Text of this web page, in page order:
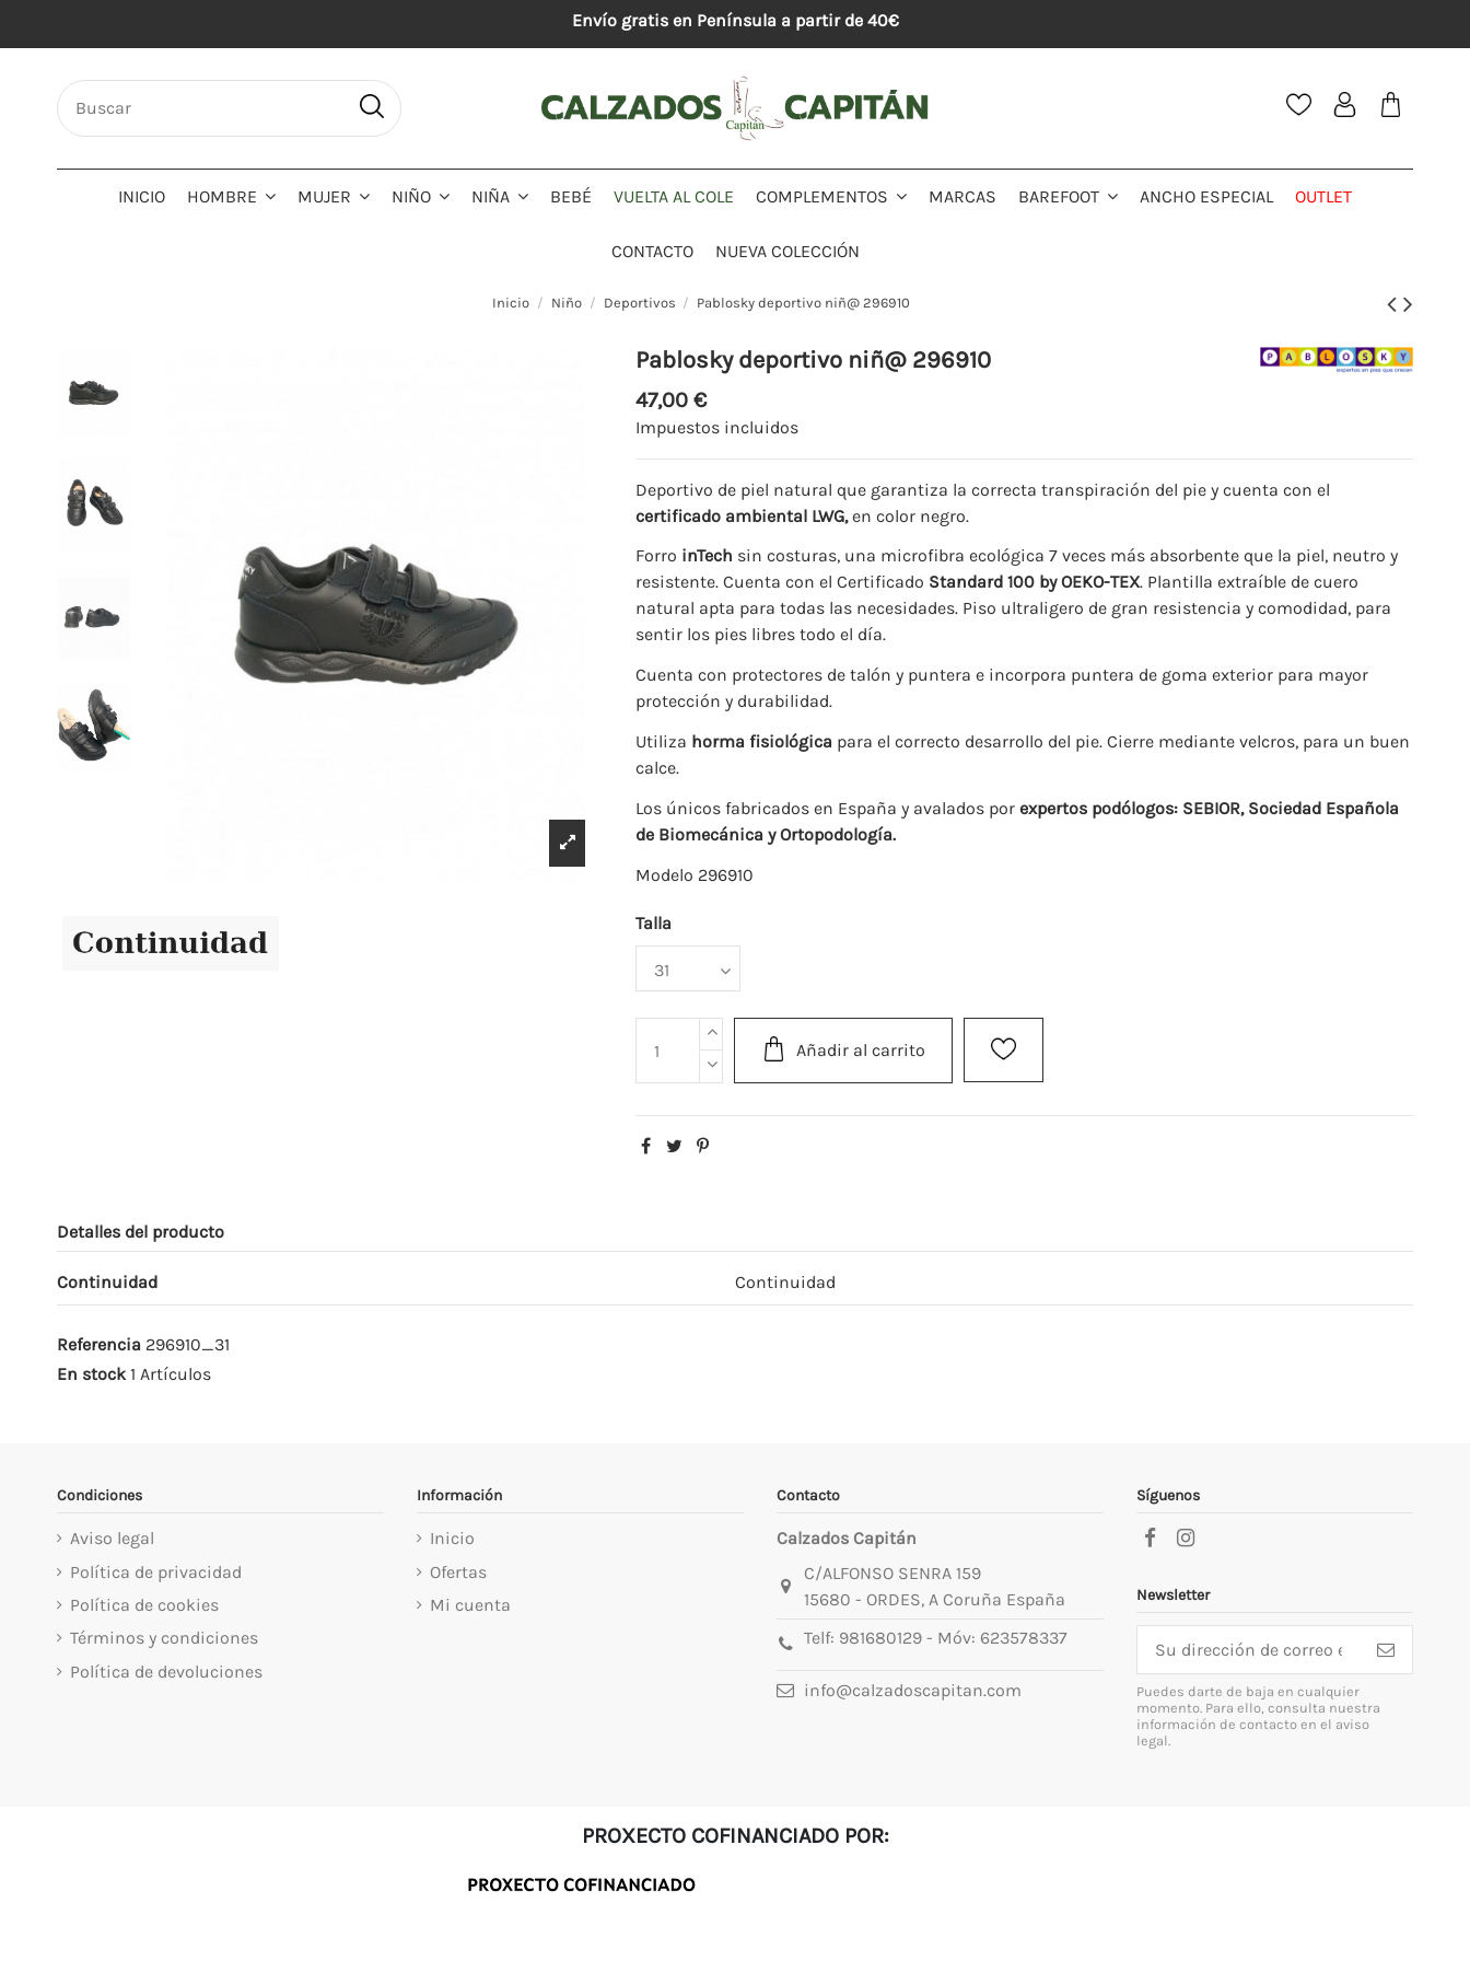
Envío gratis en Península a partir de 40€
INICIO HOMBRE MUJER NIÑO NIÑA BEBÉ VUELTA AL COLE COMPLEMENTOS MARCAS BAREFOOT ANCHO ESPECIAL OUTLET
CONTACTO NUEVA COLECCIÓN
Inicio Niño Deportivos Pablosky deportivo niñ@ 296910
Pablosky deportivo niñ@ 296910
47,00 €
Impuestos incluidos
Deportivo de piel natural que garantiza la correcta transpiración del pie y cuenta con el
certificado ambiental LWG,en color negro.
Forro inTech sin costuras, una microfibra ecológica 7 veces más absorbente que la piel, neutro y
resistente. Cuenta con el Certificado Standard 100 by OEKO-TEX. Plantilla extraíble de cuero
natural apta para todas las necesidades. Piso ultraligero de gran resistencia y comodidad, para
sentir los pies libres todo el día.
Cuenta con protectores de talón y puntera e incorpora puntera de goma exterior para mayor
protección y durabilidad.
Utiliza horma fisiológica para el correcto desarrollo del pie. Cierre mediante velcros, para un buen
calce.
Los únicos fabricados en España y avalados porexpertos podólogos: SEBIOR, Sociedad Española
de Biomecánica y Ortopodología.
Modelo 296910
Talla
Añadir al carrito
Detalles del producto
Continuidad Continuidad
Referencia 296910_31
En stock 1 Artículos
Condiciones
Aviso legal
Política de privacidad
Política de cookies
Términos y condiciones
Política de devoluciones
Información
Inicio
Ofertas
Mi cuenta
Contacto
Calzados Capitán
C/ALFONSO SENRA 159
15680 - ORDES, A Coruña España
Telf: 981680129- Móv: 623578337
info@calzadoscapitan.com
Síguenos
Newsletter
Puedes darte de baja en cualquier
momento. Para ello, consulta nuestra
información de contacto en el aviso
legal.
PROXECTO COFINANCIADO POR: